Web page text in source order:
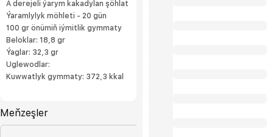
A derejeli ýarym kakadylan şöhlat
Ýaramlylyk möhleti - 20 gün
100 gr önümiň iýmitlik gymmaty
Beloklar: 18,8 gr
Ýaglar: 32,3 gr
Uglewodlar:
Kuwwatlyk gymmaty: 372,3 kkal
Meňzeşler